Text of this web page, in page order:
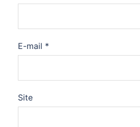
E-mail *
Site